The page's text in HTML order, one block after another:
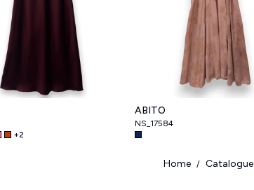
+2
ABITO
NS_17584
Home / Catalogue